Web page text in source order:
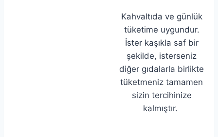
Kahvaltıda ve günlük
tüketime uygundur.
İster kaşıkla saf bir
şekilde, isterseniz
diğer gıdalarla birlikte
tüketmeniz tamamen
sizin tercihinize
kalmıştır.